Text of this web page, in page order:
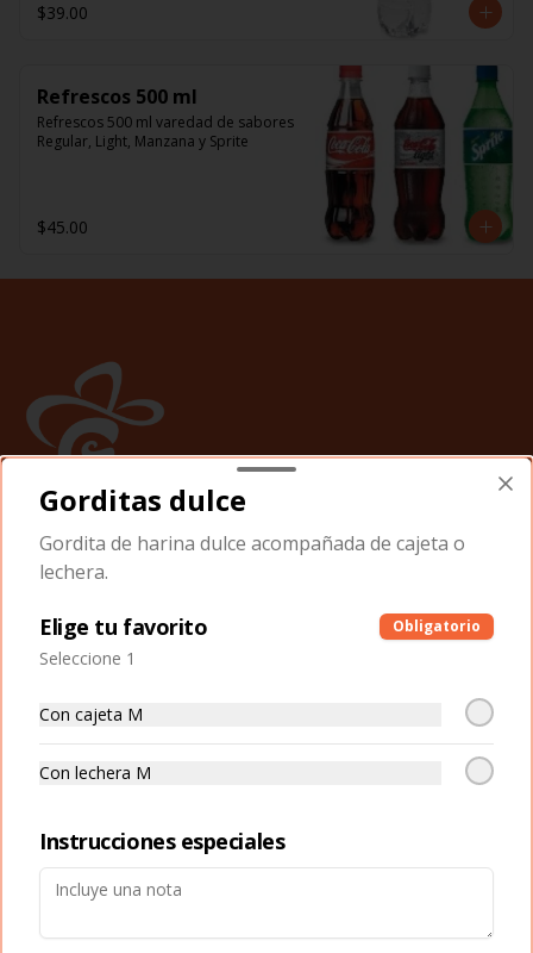
$39.00
Refrescos 500 ml
Refrescos 500 ml varedad de sabores
Regular, Light, Manzana y Sprite
$45.00
Conócenos
Términos y condiciones
Política de privacidad
Redes sociales
Instagram
Mi cuenta
Iniciar sesión
Gorditas dulce
Gordita de harina dulce acompañada de cajeta o
lechera.
Elige tu favorito Obligatorio
Seleccione 1
Con cajeta M
Con lechera M
Instrucciones especiales